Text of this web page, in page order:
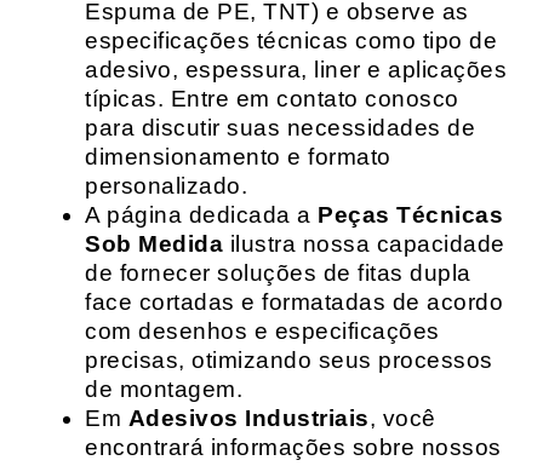
Espuma de PE, TNT) e observe as
especificações técnicas como tipo de
adesivo, espessura, liner e aplicações
típicas. Entre em contato conosco
para discutir suas necessidades de
dimensionamento e formato
personalizado.
A página dedicada a Peças Técnicas
Sob Medida ilustra nossa capacidade
de fornecer soluções de fitas dupla
face cortadas e formatadas de acordo
com desenhos e especificações
precisas, otimizando seus processos
de montagem.
Em Adesivos Industriais, você
encontrará informações sobre nossos